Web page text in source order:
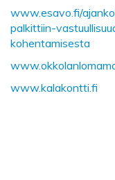
www.esavo.fi/
palkittiin-
kohentamisesta
www.kalakontti.fi